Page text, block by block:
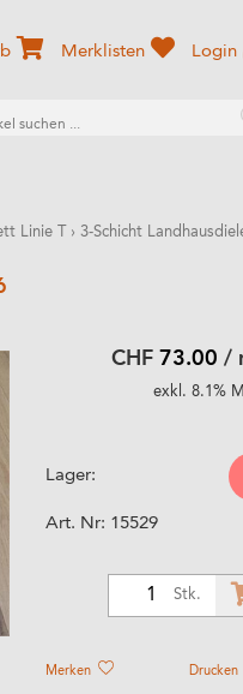
Merklisten Login
Linie T › 3-Schicht
CHF 73.00 /
exkl. 8.1%
Lager:
Art. Nr: 15529
Stk.
Merken Drucken